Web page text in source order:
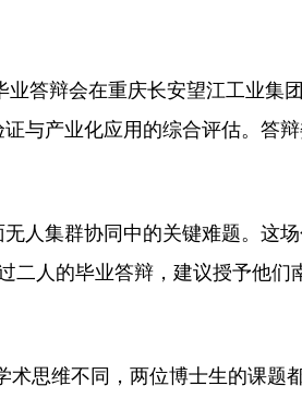
答辩会在重庆长安望江工业集
与产业化应用的综合评估。答
集群协同中的关键难题。这
二人的毕业答辩，建议授予他们
思维不同，两位博士生的课题